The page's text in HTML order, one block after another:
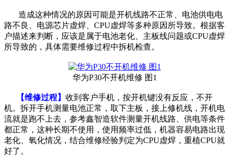
造成这种情况的原因可能是开机线路不正常、电池供电电
路不良、电源芯片虚焊、CPU虚焊等多种原因所导致。根据客
户描述来判断，应该是属于电池老化、主板线问题或CPU虚焊
所导致的，具体需要维修过程中拆机检查。
华为P30不开机维修 图1
【维修过程】 收到客户手机，按开机键没有反应，不开
机。拆开手机测量电池正常，取下主板，接上修机线，开机电
流就是跑不上去，参考鑫智造软件测量开机线路、供电等条件
都正常，这种长期不使用，使用频率过低，机器容易电路出现
老化、氧化情况，结合维修经验判定为CPU虚焊，重植CPU就
好了。